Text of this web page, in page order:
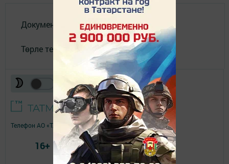
Документлар
Төрле темалар
Телефон АО «ТАТМЕДИА»:(843) 222 09 84
16+